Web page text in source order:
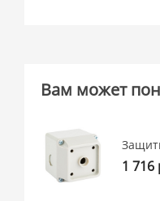
Вам может
1 716